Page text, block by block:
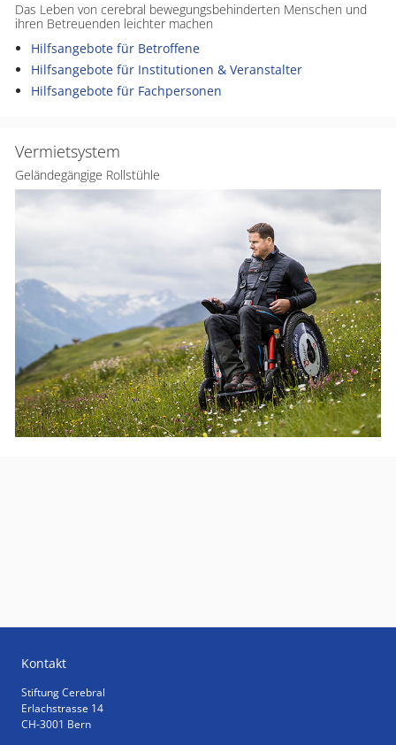
Das Leben von cerebral bewegungsbehinderten Menschen und
ihren Betreuenden leichter machen
Hilfsangebote für Betroffene
Hilfsangebote für Institutionen & Veranstalter
Hilfsangebote für Fachpersonen
Vermietsystem
Geländegängige Rollstühle
Kontakt
Stiftung Cerebral
Erlachstrasse 14
CH-3001 Bern